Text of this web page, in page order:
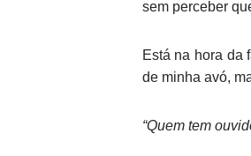
sem perceber
Está na hora da
de minha avó,
“Quem tem